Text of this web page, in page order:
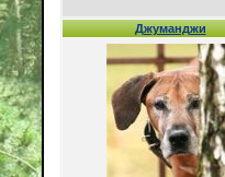
Джуманджи